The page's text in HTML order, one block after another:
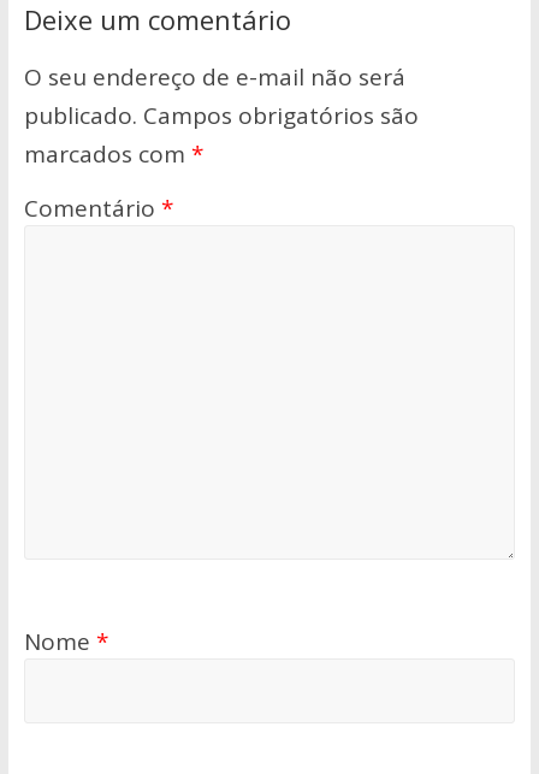
Deixe um comentário
O seu endereço de e-mail não será
publicado. Campos obrigatórios são
marcados com *
Comentário *
Nome *